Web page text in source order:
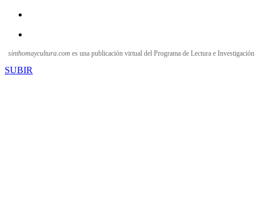
sinthomaycultura.com es una publicación virtual del Programa de Lectura e Investigación
SUBIR